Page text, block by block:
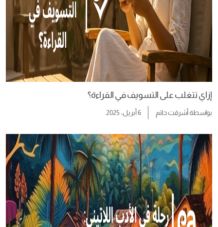
إزاي تتغلب على التسويف في القراءة؟
بواسطةأشرقت حاتم 6 أبريل، 2025